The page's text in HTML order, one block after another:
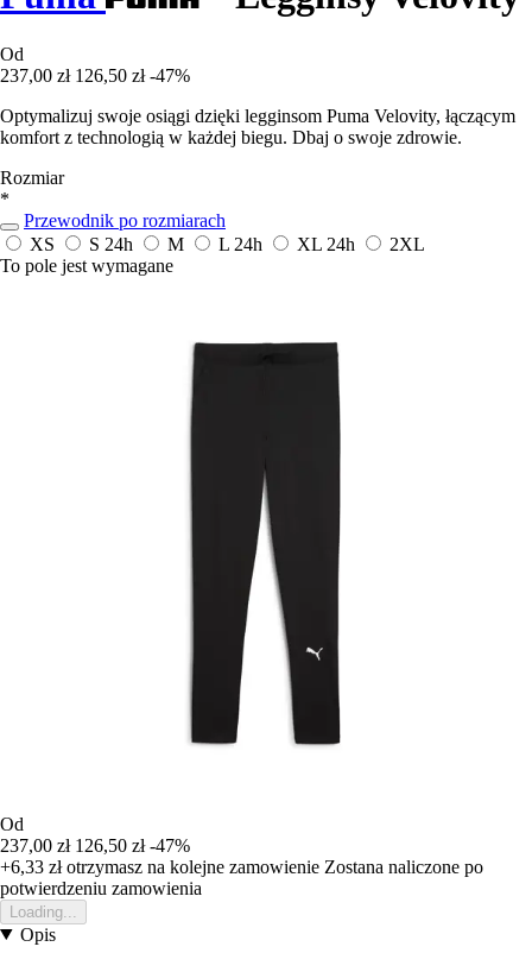
Od
237,00 zł 126,50 zł -47%
Optymalizuj swoje osiągi dzięki legginsom Puma Velovity, łączącym
komfort z technologią w każdej biegu. Dbaj o swoje zdrowie.
Rozmiar
*
Przewodnik po rozmiarach
XS
S 24h M L 24h XL 24h
2XL
To pole jest wymagane
Od
237,00 zł 126,50 zł -47%
+6,33 złotrzymasz na kolejne zamowienie Zostana naliczone po
potwierdzeniu zamowienia
Loading...
Opis